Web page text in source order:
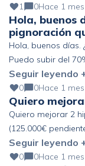
1 0Hace 1 mes
Hola, buenos
pignoración
Hola, buenos días.
Puedo subir del
Seguir leyendo
0 0Hace 1 mes
Quiero
Quiero mejorar 2
(125.000€
pendiente) Altos
podría mejorar?
Seguir leyendo
0 0Hace 1 mes